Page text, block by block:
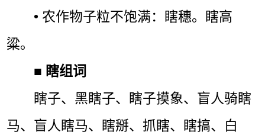
• 农作物子粒不饱满：瞎穗。瞎高
粱。
■ 瞎组词
瞎子、黑瞎子、瞎子摸象、盲人骑瞎
马、盲人瞎马、瞎掰、抓瞎、瞎搞、白